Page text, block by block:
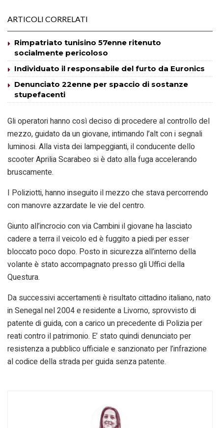
ARTICOLI CORRELATI
Rimpatriato tunisino 57enne ritenuto
socialmente pericoloso
Individuato il responsabile del furto da Euronics
Denunciato 22enne per spaccio di sostanze
stupefacenti
Gli operatori hanno così deciso di procedere al controllo del
mezzo, guidato da un giovane, intimando l’alt con i segnali
luminosi. Alla vista dei lampeggianti, il conducente dello
scooter Aprilia Scarabeo si è dato alla fuga accelerando
bruscamente.
I Poliziotti, hanno inseguito il mezzo che stava percorrendo
con manovre azzardate le vie del centro.
Giunto all’incrocio con via Cambini il giovane ha lasciato
cadere a terra il veicolo ed è fuggito a piedi per esser
bloccato poco dopo. Posto in sicurezza all’interno della
volante è stato accompagnato presso gli Uffici della
Questura.
Da successivi accertamenti è risultato cittadino italiano, nato
in Senegal nel 2004 e residente a Livorno, sprovvisto di
patente di guida, con a carico un precedente di Polizia per
reati contro il patrimonio. E’ stato quindi denunciato per
resistenza a pubblico ufficiale e sanzionato per l’infrazione
al codice della strada per guida senza patente.